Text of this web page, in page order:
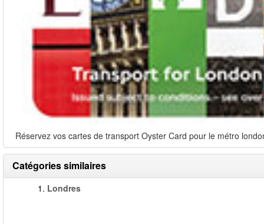
Réservez vos cartes de transport Oyster Card pour le métro
Catégories similaires
1. Londres